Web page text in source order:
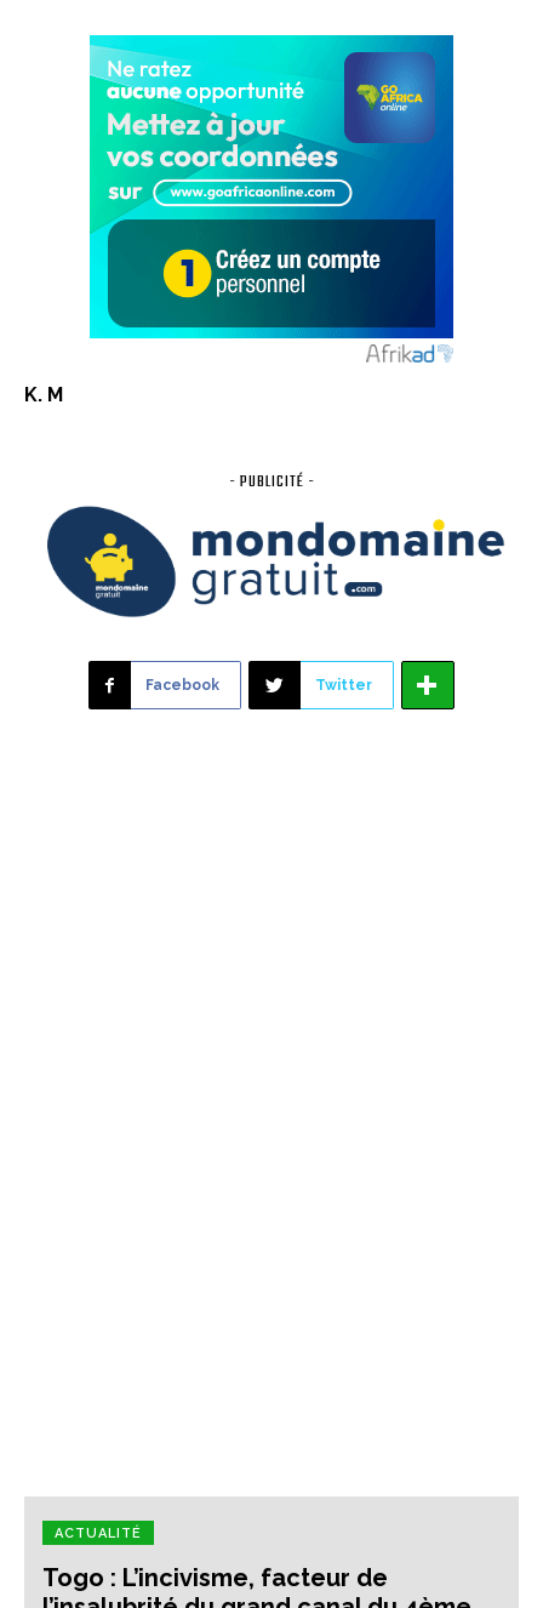
K. M
- PUBLICITÉ -
Facebook Twitter
ACTUALITÉ
Togo : L’incivisme, facteur de